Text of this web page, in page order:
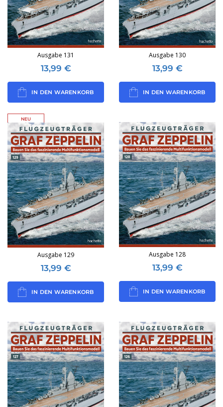
Ausgabe 131
13,99 €
IN DEN WARENKORB
Ausgabe 130
13,99 €
IN DEN WARENKORB
NEU
Ausgabe 129
13,99 €
IN DEN WARENKORB
Ausgabe 128
13,99 €
IN DEN WARENKORB